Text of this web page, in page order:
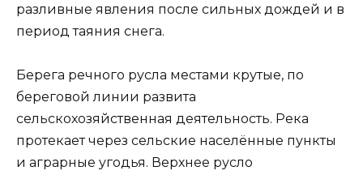
разливные явления после сильных дождей и в
период таяния снега.
Берега речного русла местами крутые, по
береговой линии развита
сельскохозяйственная деятельность. Река
протекает через сельские населённые пункты
и аграрные угодья. Верхнее русло